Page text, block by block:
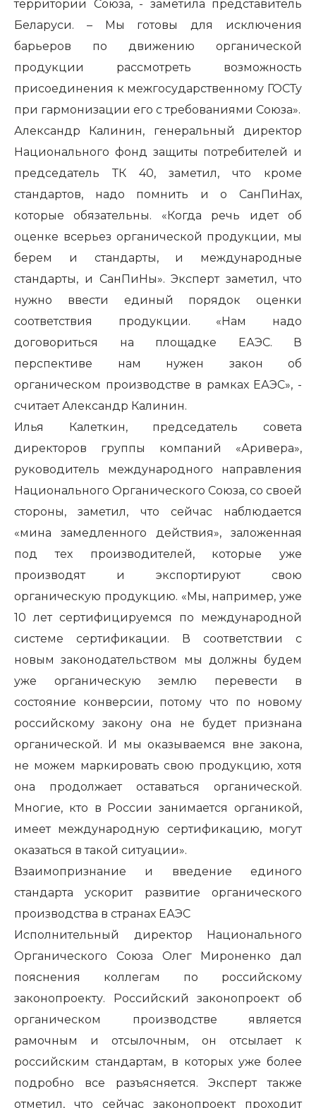
территории Союза, - заметила представитель
Беларуси. – Мы готовы для исключения
барьеров по движению органической
продукции рассмотреть возможность
присоединения к межгосударственному ГОСТу
при гармонизации его с требованиями Союза».
Александр Калинин, генеральный директор
Национального фонд защиты потребителей и
председатель ТК 40, заметил, что кроме
стандартов, надо помнить и о СанПиНах,
которые обязательны. «Когда речь идет об
оценке всерьез органической продукции, мы
берем и стандарты, и международные
стандарты, и СанПиНы». Эксперт заметил, что
нужно ввести единый порядок оценки
соответствия продукции. «Нам надо
договориться на площадке ЕАЭС. В
перспективе нам нужен закон об
органическом производстве в рамках ЕАЭС», -
считает Александр Калинин.
Илья Калеткин, председатель совета
директоров группы компаний «Аривера»,
руководитель международного направления
Национального Органического Союза, со своей
стороны, заметил, что сейчас наблюдается
«мина замедленного действия», заложенная
под тех производителей, которые уже
производят и экспортируют свою
органическую продукцию. «Мы, например, уже
10 лет сертифицируемся по международной
системе сертификации. В соответствии с
новым законодательством мы должны будем
уже органическую землю перевести в
состояние конверсии, потому что по новому
российскому закону она не будет признана
органической. И мы оказываемся вне закона,
не можем маркировать свою продукцию, хотя
она продолжает оставаться органической.
Многие, кто в России занимается органикой,
имеет международную сертификацию, могут
оказаться в такой ситуации».
Взаимопризнание и введение единого
стандарта ускорит развитие органического
производства в странах ЕАЭС
Исполнительный директор Национального
Органического Союза Олег Мироненко дал
пояснения коллегам по российскому
законопроекту. Российский законопроект об
органическом производстве является
рамочным и отсылочным, он отсылает к
российским стандартам, в которых уже более
подробно все разъясняется. Эксперт также
отметил, что сейчас законопроект проходит